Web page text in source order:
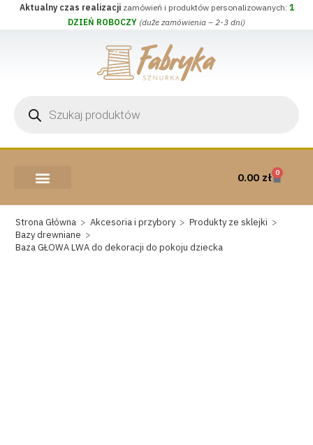
Aktualny czas realizacjizamówień i produktów personalizowanych: 1
DZIEŃ ROBOCZY (duże zamówienia – 2-3 dni)
0.00 zł 0
Strona Główna > Akcesoria i przybory > Produkty ze sklejki >
Bazy drewniane >
Baza GŁOWA LWA do dekoracji do pokoju dziecka